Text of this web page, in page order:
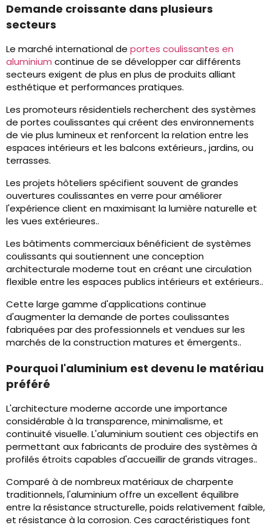
Demande croissante dans plusieurs
secteurs
Le marché international de portes coulissantes en
aluminium continue de se développer car différents
secteurs exigent de plus en plus de produits alliant
esthétique et performances pratiques.
Les promoteurs résidentiels recherchent des systèmes
de portes coulissantes qui créent des environnements
de vie plus lumineux et renforcent la relation entre les
espaces intérieurs et les balcons extérieurs., jardins, ou
terrasses.
Les projets hôteliers spécifient souvent de grandes
ouvertures coulissantes en verre pour améliorer
l'expérience client en maximisant la lumière naturelle et
les vues extérieures..
Les bâtiments commerciaux bénéficient de systèmes
coulissants qui soutiennent une conception
architecturale moderne tout en créant une circulation
flexible entre les espaces publics intérieurs et extérieurs..
Cette large gamme d'applications continue
d'augmenter la demande de portes coulissantes
fabriquées par des professionnels et vendues sur les
marchés de la construction matures et émergents..
Pourquoi l'aluminium est devenu le matériau
préféré
L'architecture moderne accorde une importance
considérable à la transparence, minimalisme, et
continuité visuelle. L'aluminium soutient ces objectifs en
permettant aux fabricants de produire des systèmes à
profilés étroits capables d'accueillir de grands vitrages..
Comparé à de nombreux matériaux de charpente
traditionnels, l'aluminium offre un excellent équilibre
entre la résistance structurelle, poids relativement faible,
et résistance à la corrosion. Ces caractéristiques font